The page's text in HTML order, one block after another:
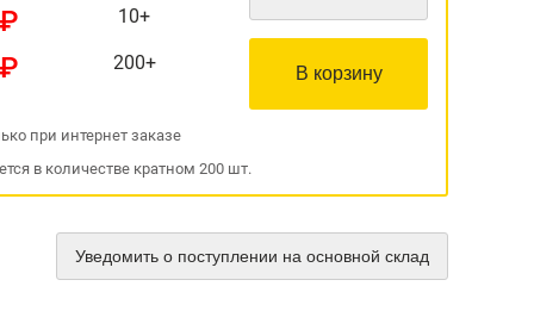
10+
200+ В корзину
при интернет заказе
в количестве кратном 200 шт.
Уведомить о поступлении на основной склад